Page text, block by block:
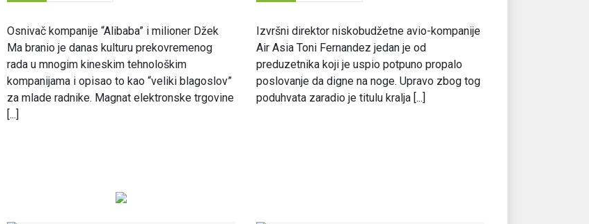
Osnivač kompanije “Alibaba” i milioner Džek
Ma branio je danas kulturu prekovremenog
rada u mnogim kineskim tehnološkim
kompanijama i opisao to kao “veliki blagoslov”
za mlade radnike. Magnat elektronske trgovine
[...]
Izvršni direktor niskobudžetne avio-kompanije
Air Asia Toni Fernandez jedan je od
preduzetnika koji je uspio potpuno propalo
poslovanje da digne na noge. Upravo zbog tog
poduhvata zaradio je titulu kralja [...]